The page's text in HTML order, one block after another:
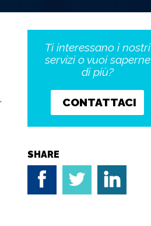
Ti interessano i nostri
servizi o vuoi saperne
di più?
CONTATTACI
SHARE